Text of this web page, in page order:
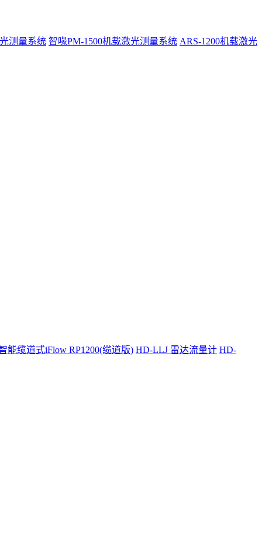
测量系统 智喙PM-1500机载激光测量系统 ARS-1200机载激光
能缆道式iFlow RP1200(缆道版) HD-LLJ 雷达流量计 HD-